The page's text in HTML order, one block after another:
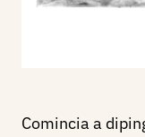
Comincia a